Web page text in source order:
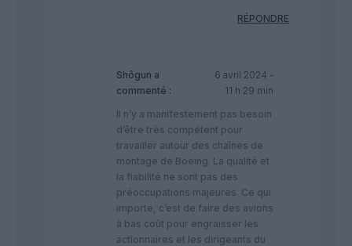
RÉPONDRE
Shôgun a
commenté :
6 avril 2024 -
11 h 29 min
Il n’y a manifestement pas besoin
d’être très compétent pour
travailler autour des chaînes de
montage de Boeing. La qualité et
la fiabilité ne sont pas des
préoccupations majeures. Ce qui
importe, c’est de faire des avions
à bas coût pour engraisser les
actionnaires et les dirigeants du